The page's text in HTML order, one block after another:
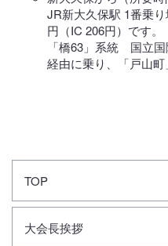
JR新大久保駅 1番乗
円（IC 206円）です。
「橋63」系統 国立
経由に乗り、「戸山
TOP
大会長挨拶